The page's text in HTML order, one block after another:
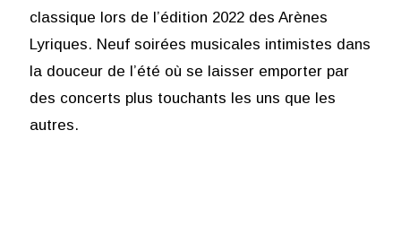
classique lors de l’édition 2022 des Arènes
Lyriques. Neuf soirées musicales intimistes dans
la douceur de l’été où se laisser emporter par
des concerts plus touchants les uns que les
autres.